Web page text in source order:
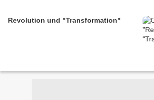
Revolution und "Transformation"